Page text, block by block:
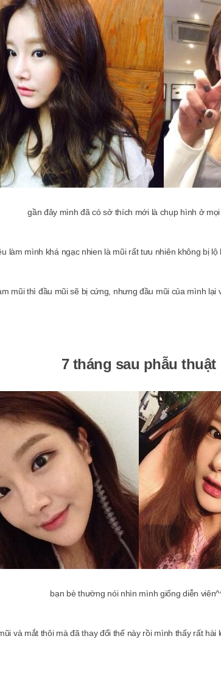
gần đây mình đã có sở thích mới là chụp hình ở mọi
làm mình khá ngạc nhien là mũi rất tưu nhiên không bị lộ
mũi thì đầu mũi sẽ bị cứng, nhưng đầu mũi của mình lại
7 tháng sau phẫu thuật
bạn bè thường nói nhìn mình giống diễn
và mắt thôi mà đã thay đổi thế này rồi mình thấy rất hài